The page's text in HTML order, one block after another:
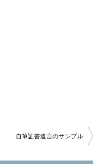
自筆証書遺言のサンプル